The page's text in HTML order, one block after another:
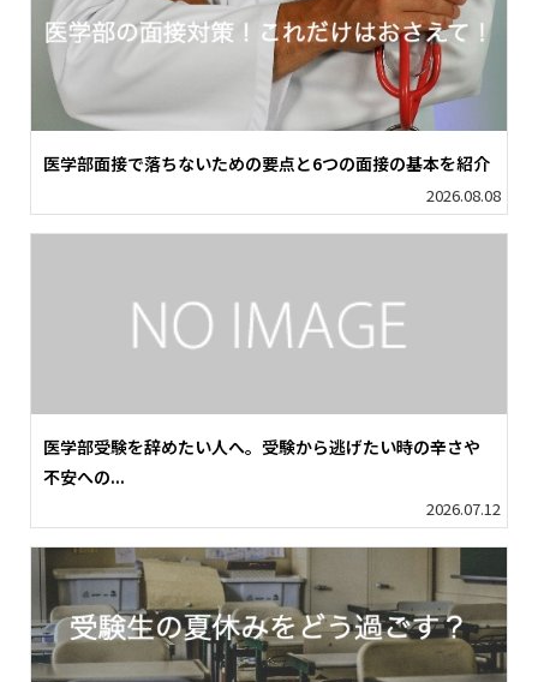
医学部面接で落ちないための要点と6つの面接の基本を紹介
2026.08.08
医学部受験を辞めたい人へ。受験から逃げたい時の辛さや
不安への...
2026.07.12